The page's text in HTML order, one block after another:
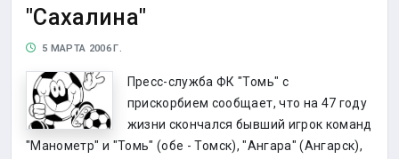
"Сахалина"
5 МАРТА 2006 Г.
Пресс-служба ФК "Томь" с
прискорбием сообщает, что на 47 году
жизни скончался бывший игрок команд
"Манометр" и "Томь" (обе - Томск), "Ангара" (Ангарск),